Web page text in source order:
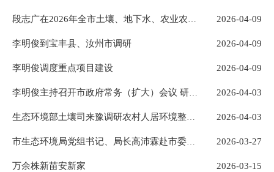
段志广在2026年全市土壤、地下水、农业农村生态环境重点工作推进会上强调 抓实抓细各项工作 守牢净土安全底线 2026-04-09
李明俊到宝丰县、汝州市调研 2026-04-09
李明俊调度重点项目建设 2026-04-09
李明俊主持召开市政府常务（扩大）会议 研究扬尘污染防治、传统产业提质升级等工作 2026-04-03
生态环境部土壤司来豫调研农村人居环境整治工作 2026-04-03
市生态环境局党组书记、局长高沛霖赴市委党校作专题辅导 2026-03-27
万余株新苗安新家 2026-03-15